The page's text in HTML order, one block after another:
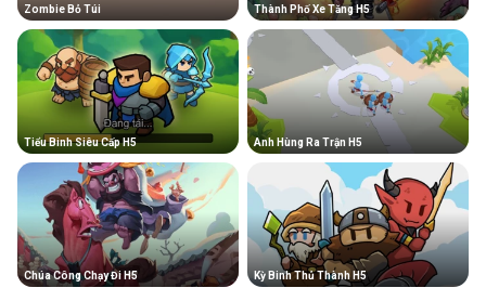
Zombie Bỏ Túi Thành Phố Xe Tăng H5
Tiểu Binh Siêu Cấp H5 Anh Hùng Ra Trận H5
Chúa Công Chạy Đi H5 Kỳ Binh Thủ Thành H5